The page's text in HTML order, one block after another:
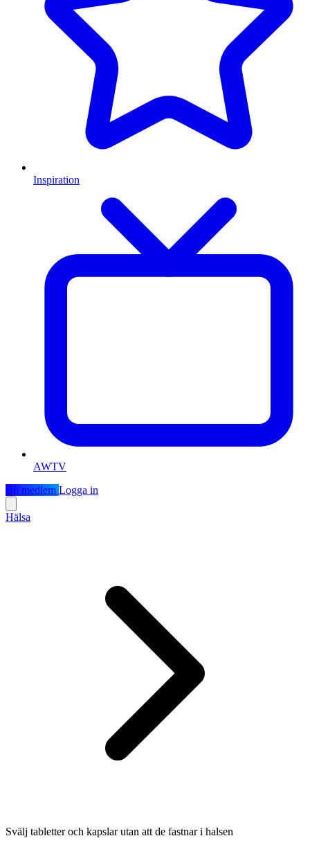
Inspiration
AWTV
Bli medlem Logga in
Hälsa
Svälj tabletter och kapslar utan att de fastnar i halsen